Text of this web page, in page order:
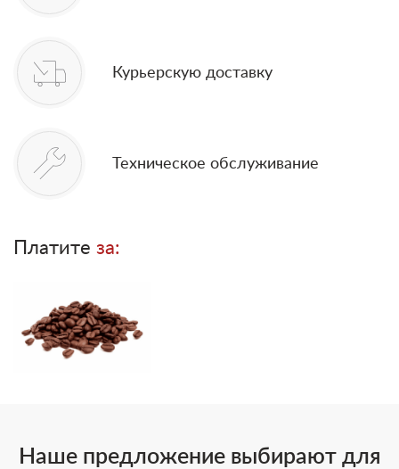
Курьерскую доставку
Техническое обслуживание
Платите за:
Наше предложение выбирают для